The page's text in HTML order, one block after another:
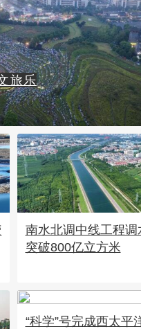
旅乐
南水北调中线工程调
突破800亿立方米
“科学”号完成西太平